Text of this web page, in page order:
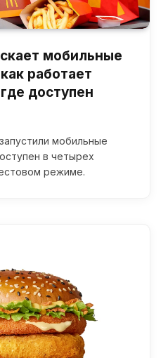
мобильные
работает
доступен
мобильные
в четырех
режиме.